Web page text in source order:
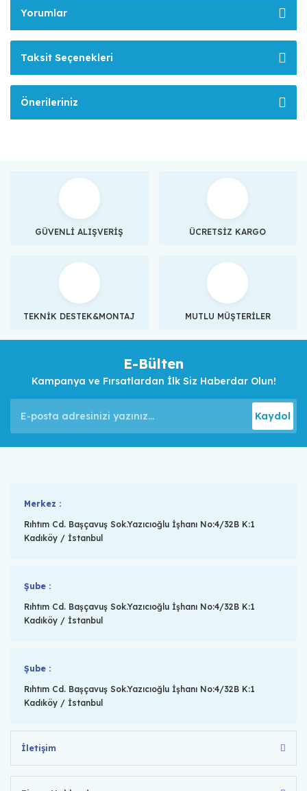
Yorumlar
Taksit Seçenekleri
Önerileriniz
GÜVENLİ ALIŞVERİŞ ÜCRETSİZ KARGO
TEKNİK DESTEK&MONTAJ MUTLU MÜŞTERİLER
E-Bülten
Kampanya ve Fırsatlardan İlk Siz Haberdar Olun!
Kaydol
Merkez :
Rıhtım Cd. Başçavuş Sok.Yazıcıoğlu İşhanı No:4/32B K:1
Kadıköy / İstanbul
Şube :
Rıhtım Cd. Başçavuş Sok.Yazıcıoğlu İşhanı No:4/32B K:1
Kadıköy / İstanbul
Şube :
Rıhtım Cd. Başçavuş Sok.Yazıcıoğlu İşhanı No:4/32B K:1
Kadıköy / İstanbul
İletişim